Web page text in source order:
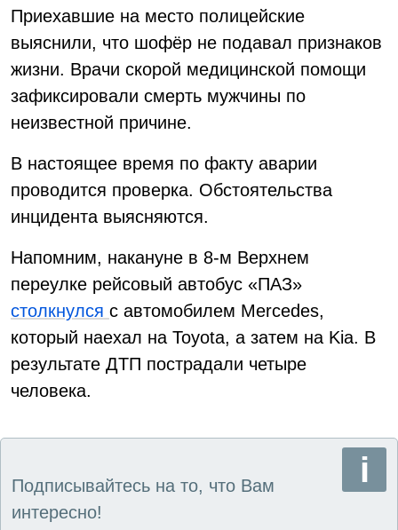
Приехавшие на место полицейские
выяснили, что шофёр не подавал признаков
жизни. Врачи скорой медицинской помощи
зафиксировали смерть мужчины по
неизвестной причине.
В настоящее время по факту аварии
проводится проверка. Обстоятельства
инцидента выясняются.
Напомним, накануне в 8-м Верхнем
переулке рейсовый автобус «ПАЗ»
столкнулся с автомобилем Mercedes,
который наехал на Toyota, а затем на Kia. В
результате ДТП пострадали четыре
человека.
Подписывайтесь на то, что Вам
интересно!